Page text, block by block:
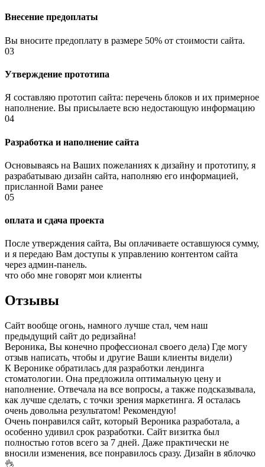
Внесение предоплаты
Вы вносите предоплату в размере 50% от стоимости сайта.
03
Утверждение прототипа
Я составляю прототип сайта: перечень блоков и их примерное
наполнение. Вы присылаете всю недостающую информацию
04
Разработка и наполнение сайта
Основываясь на Ваших пожеланиях к дизайну и прототипу, я
разрабатываю дизайн сайта, наполняю его информацией,
присланной Вами ранее
05
оплата и сдача проекта
После утверждения сайта, Вы оплачиваете оставшуюся сумму,
и я передаю Вам доступы к управлению контентом сайта
через админ-панель.
что обо мне говорят мои клиенты
Отзывы
Сайт вообще огонь, намного лучше стал, чем наш
предыдущий сайт до редизайна!
Вероника, Вы конечно профессионал своего дела) Где могу
отзыв написать, чтобы и другие Ваши клиенты видели)
К Веронике обратилась для разработки лендинга
стоматологии. Она предложила оптимальную цену и
наполнение. Отвечала на все вопросы, а также подсказывала,
как лучше сделать, с точки зрения маркетинга. Я осталась
очень довольна результатом! Рекомендую!
Очень понравился сайт, который Вероника разработала, а
особенно удивил срок разработки. Сайт визитка был
полностью готов всего за 7 дней. Даже практически не
вносили изменения, все понравилось сразу. Дизайн в яблочко